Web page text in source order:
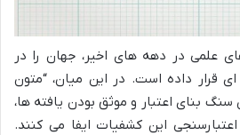
علمی در دهه های اخیر، جهان را در
قرار داده است. در این میان، “متون
بنای اعتبار و موثق بودن یافته ها،
این کشفیات ایفا می کنند.